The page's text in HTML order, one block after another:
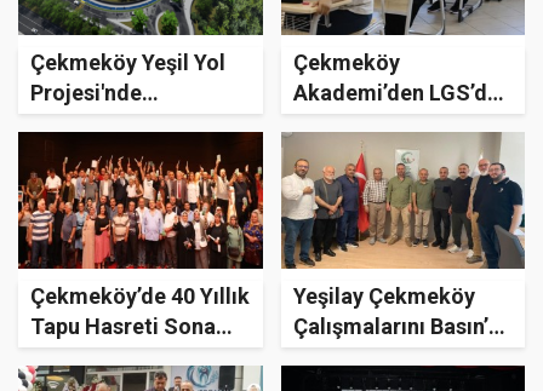
Çekmeköy Yeşil Yol
Projesi'nde
Çalışmalar Başladı
Çekmeköy
Akademi’den LGS’de
Büyük Başarı
Çekmeköy’de 40 Yıllık
Tapu Hasreti Sona
Yeşilay Çekmeköy
Çalışmalarını Basın’a